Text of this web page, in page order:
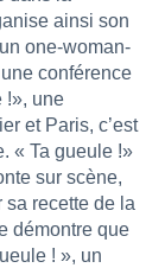
ainsi son
one-woman-
conférence
!», une
et Paris, c’est
« Ta gueule !»
sur scène,
sa recette de la
démontre que
! », un